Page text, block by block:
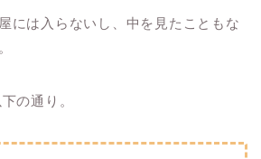
には入らないし、中を見たこともな
の通り。